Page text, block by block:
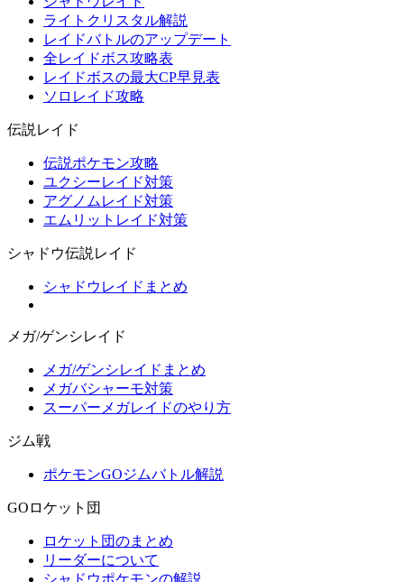
ライトクリスタル解説
レイドバトルのアップデート
全レイドボス攻略表
レイドボスの最大CP早見表
ソロレイド攻略
伝説レイド
伝説ポケモン攻略
ユクシーレイド対策
アグノムレイド対策
エムリットレイド対策
シャドウ伝説レイド
シャドウレイドまとめ
メガ/ゲンシレイド
メガ/ゲンシレイドまとめ
メガバシャーモ対策
スーパーメガレイドのやり方
ジム戦
ポケモンGOジムバトル解説
GOロケット団
ロケット団のまとめ
リーダーについて
シャドウポケモンの解説